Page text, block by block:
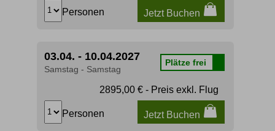
Personen Jetzt Buchen
03.04. - 10.04.2027
Samstag - Samstag
Plätze frei
2895,00 € - Preis exkl. Flug
Personen Jetzt Buchen